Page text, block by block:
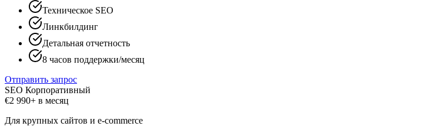
Техническое SEO
Линкбилдинг
Детальная отчетность
8 часов поддержки/месяц
Отправить запрос
SEO Корпоративный
€2 990+ в месяц
Для крупных сайтов и e-commerce